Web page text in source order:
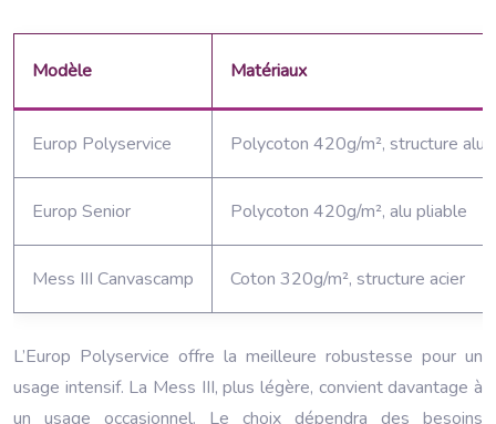
Modèle Matériaux
Europ Polyservice Polycoton 420g/m², structure alu
Europ Senior Polycoton 420g/m², alu pliable
Mess III Canvascamp Coton 320g/m², structure acier
L’Europ Polyservice offre la meilleure robustesse pour un
usage intensif. La Mess III, plus légère, convient davantage à
un usage occasionnel. Le choix dépendra des besoins